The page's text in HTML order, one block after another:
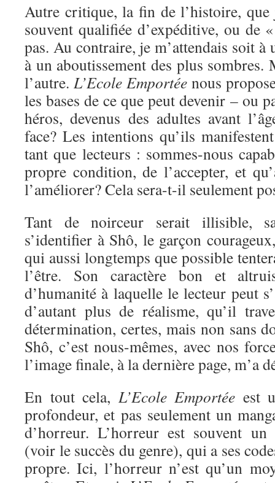
Autre critique, la fin de l’histoire, que
souvent qualifiée d’expéditive, ou de
pas. Au contraire, je m’attendais soit
à un aboutissement des plus sombres.
l’autre. L’Ecole Emportéenous
les bases de ce que peut devenir – ou
héros, devenus des adultes avant
face? Les intentions qu’ils
tant que lecteurs : sommes-nous
propre condition, de l’accepter, et
l’améliorer? Cela sera-t-il seulement
Tant de noirceur serait illisible,
s’identifier à Shô, le garçon
qui aussi longtemps que possible
l’être. Son caractère bon et
d’humanité à laquelle le lecteur peut
d’autant plus de réalisme, qu’il
détermination, certes, mais non sans
Shô, c’est nous-mêmes, avec nos
l’image finale, à la dernière page, m’a
En tout cela, L’Ecole Emportée est
profondeur, et pas seulement un
d’horreur. L’horreur est souvent un
(voir le succès du genre), qui a ses
propre. Ici, l’horreur n’est qu’un